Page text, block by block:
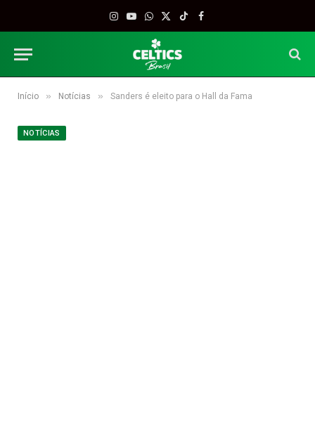
Instagram
YouTube
WhatsApp
X
TikTokFacebook
Início » Notícias » Sanders é eleito para o Hall da Fama
NOTÍCIAS